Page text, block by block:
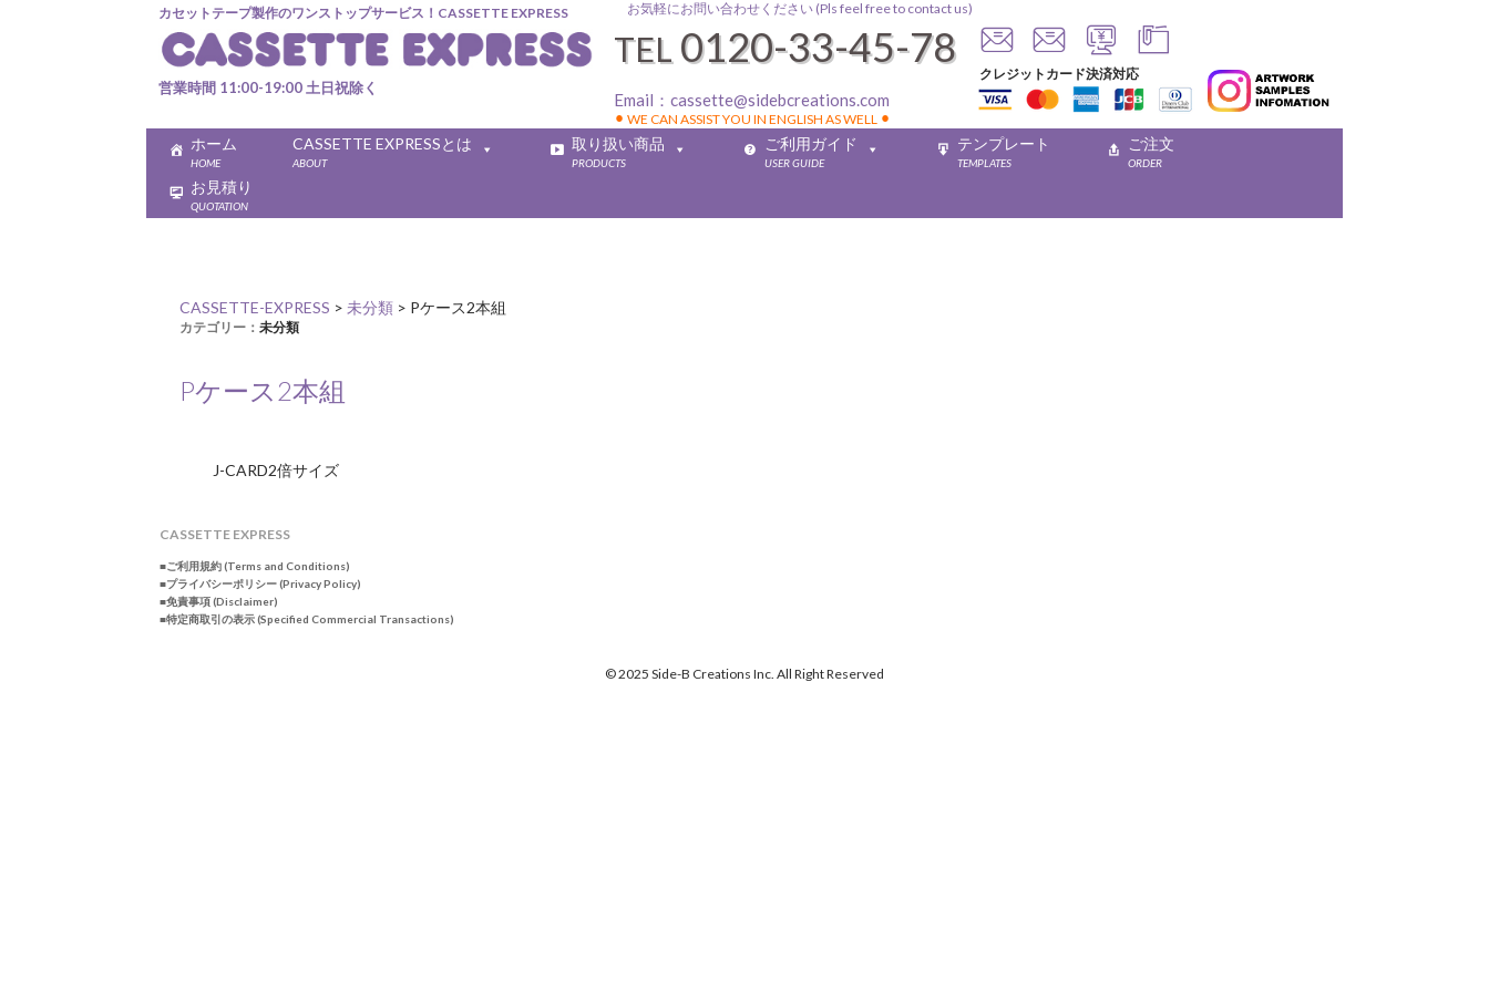
カセットテープ製作のワンストップサービス！CASSETTE EXPRESS
営業時間 11:00-19:00 土日祝除く
お気軽にお問い合わせください (Pls feel free to contact us)
TEL 0120-33-45-78
Email： cassette@sidebcreations.com
⚫︎ WE CAN ASSIST YOU IN ENGLISH AS WELL ⚫︎
クレジットカード決済対応
ホーム
HOME
CASSETTE EXPRESSとは
ABOUT
取り扱い商品
PRODUCTS
ご利用ガイド
USER GUIDE
テンプレート
TEMPLATES
ご注文
ORDER
お見積り
QUOTATION
CASSETTE-EXPRESS > 未分類 > Pケース2本組
カテゴリー： 未分類
Pケース2本組
J-CARD2倍サイズ
CASSETTE EXPRESS
■ご利用規約 (Terms and Conditions)
■プライバシーポリシー (Privacy Policy)
■免責事項 (Disclaimer)
■特定商取引の表示 (Specified Commercial Transactions)
© 2025 Side-B Creations Inc. All Right Reserved